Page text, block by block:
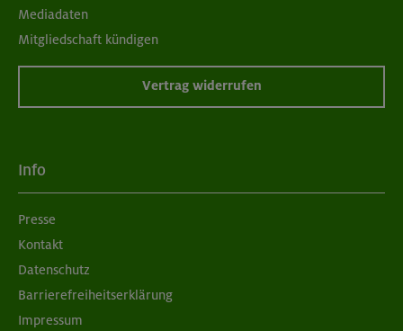
Mediadaten
Mitgliedschaft kündigen
Vertrag widerrufen
Info
Presse
Kontakt
Datenschutz
Barrierefreiheitserklärung
Impressum